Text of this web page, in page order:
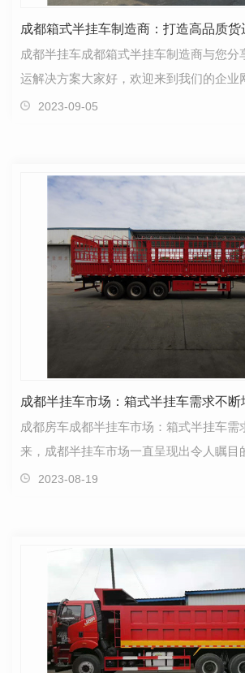
成都箱式半挂车制造商：打造高品质货
成都半挂车成都箱式半挂车制造商与您分
运解决方案大家好，欢迎来到我们的企业
式半挂车制造商，我们非常自豪地向您介
2023-09-05
成都半挂车市场：箱式半挂车需求不断
成都房车成都半挂车市场：箱式半挂车需
来，成都半挂车市场一直呈现出令人瞩目
中，箱式半挂车作为运输行业的重要工具
2023-08-19